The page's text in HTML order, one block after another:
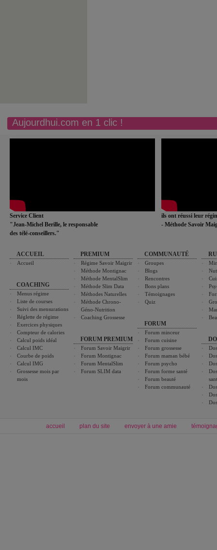
Aujourdhui.com en 1 clic !
Service Client
"Jean-Michel Berille, le responsable
des télé-conseillers."
ils ont réussi leur
- Méthode Savoir
ACCUEIL
Accueil
COACHING
Menus régime
Liste de courses
Suivi des mensurations
Réglette de régime
Exercices physiques
Compteur de calories
Calcul poids idéal
Calcul IMC
Courbe de poids
Calcul IMG
Grossesse mois par
mois
PREMIUM
Régime Savoir Maigrir
Méthode Montignac
Méthode MentalSlim
Méthode Slim Data
Méthodes Naturelles
Méthode Chrono-
Géno-Nutrition
Coaching Grossesse
FORUM PREMIUM
Forum Savoir Maigrir
Forum Montignac
Forum MentalSlim
Forum SLIM data
COMMUNAUTÉ
Groupes
Blogs
Rencontres
Bons plans
Témoignages
Quiz
FORUM
Forum minceur
Forum cuisine
Forum grossesse
Forum maman bébé
Forum psycho
Forum forme santé
Forum beauté
Forum communauté
accueil plan du site envoyer à une amie